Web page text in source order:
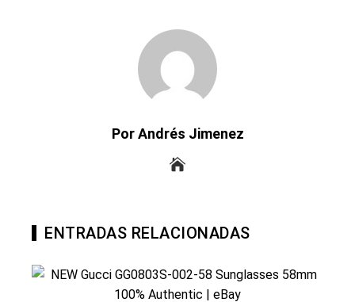
Por Andrés Jimenez
ENTRADAS RELACIONADAS